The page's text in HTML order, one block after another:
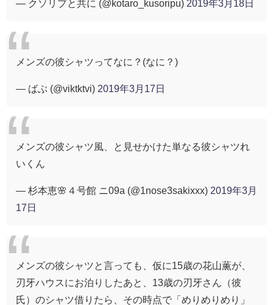
— クソリプと共に (@kotaro_kusoripu) 2019年3月18日
メンズの彼シャツってなに？(なに？)
— ばぶ (@viktktvi) 2019年3月17日
メンズの彼シャツ風、と見せかけた単なる彼シャツれ
いくん
— 杉本恵🌸４号館 ニ09a (@1nose3sakixxx) 2019年3月
17日
メンズの彼シャツと言っても、仮に15歳の花山薫が、
刃牙ハウスにお泊りしたあと、13歳の刃牙さん（彼
氏）のシャツ借りたら、その時点で「めりめりめり」